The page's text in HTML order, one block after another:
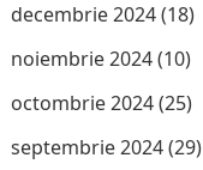
decembrie 2024(18)
noiembrie 2024(10)
octombrie 2024(25)
septembrie 2024(29)